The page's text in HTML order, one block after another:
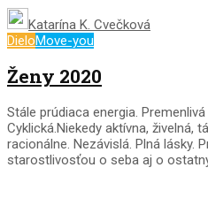
Katarína K. Cvečková
DieloMove-you
Ženy 2020
Stále prúdiaca energia.
Cyklická.Niekedy aktívna, živelná,
racionálne. Nezávislá. Plná lásky.
starostlivosťou o seba aj o